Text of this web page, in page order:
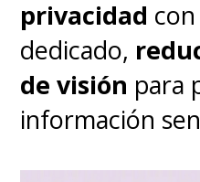
privacidad
dedicado,
de visión para
información